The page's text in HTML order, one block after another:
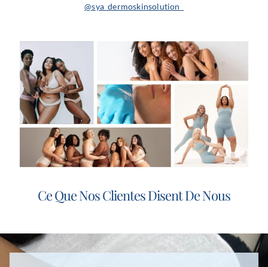
@sya_dermoskinsolution_
Ce Que Nos Clientes Disent De Nous